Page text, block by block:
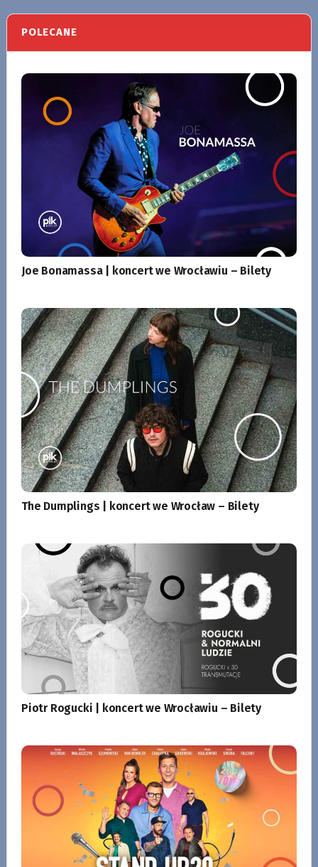
POLECANE
Joe Bonamassa | koncert we Wrocławiu – Bilety
The Dumplings | koncert we Wrocław – Bilety
Piotr Rogucki | koncert we Wrocławiu – Bilety